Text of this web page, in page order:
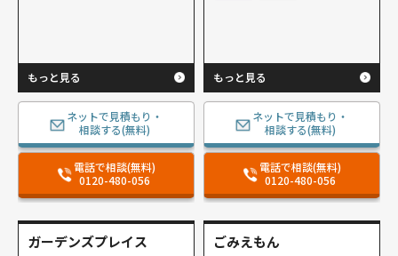
もっと見る
ネットで見積もり・
相談する(無料)
電話で相談(無料)
0120-480-056
もっと見る
ネットで見積もり・
相談する(無料)
電話で相談(無料)
0120-480-056
ガーデンズプレイス ごみえもん